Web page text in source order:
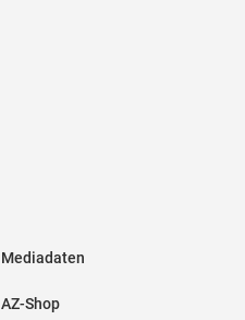
Mediadaten
AZ-Shop